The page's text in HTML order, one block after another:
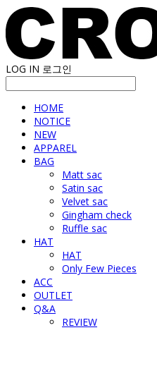
LOG IN 로그인
HOME
NOTICE
NEW
APPAREL
BAG
Matt sac
Satin sac
Velvet sac
Gingham check
Ruffle sac
HAT
HAT
Only Few Pieces
ACC
OUTLET
Q&A
REVIEW